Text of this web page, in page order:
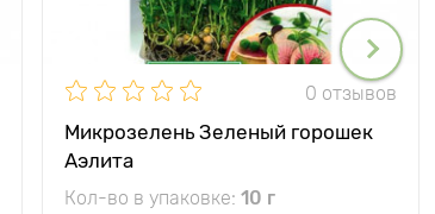
0 отзывов
Микрозелень Зеленый горошек
Аэлита
Кол-во в упаковке: 10 г